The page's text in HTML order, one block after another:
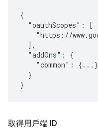
{
  "oauthScopes": [
"https://
  ],
  "addOns": {
"common":
  }
}
取得用戶端 ID